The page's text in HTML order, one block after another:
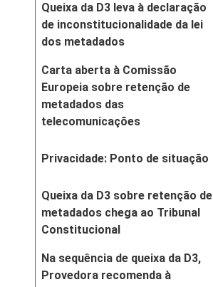
Queixa da D3 leva à declaração
de inconstitucionalidade da lei
dos metadados
Carta aberta à Comissão
Europeia sobre retenção de
metadados das
telecomunicações
Privacidade: Ponto de situação
Queixa da D3 sobre retenção de
metadados chega ao Tribunal
Constitucional
Na sequência de queixa da D3,
Provedora recomenda à